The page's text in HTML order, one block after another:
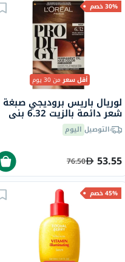
30% خصم
أقل سعرمن 30 يوم
لوريال باريس بروديجي صبغة
شعر دائمة بالزيت 6.32 بني
لؤلؤيالتوصيل اليوم
53.55
76.50
45% خصم